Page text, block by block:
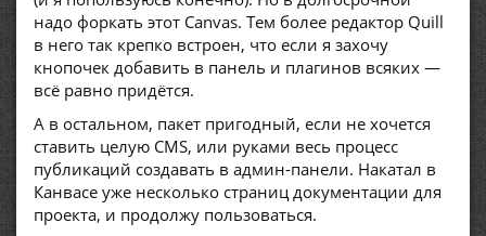
надо форкать этот Canvas. Тем более редактор Quill
в него так крепко встроен, что если я захочу
кнопочек добавить в панель и плагинов всяких —
всё равно придётся.
А в остальном, пакет пригодный, если не хочется
ставить целую CMS, или руками весь процесс
публикаций создавать в админ-панели. Накатал в
Канвасе уже несколько страниц документации для
проекта, и продолжу пользоваться.